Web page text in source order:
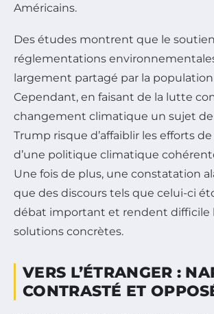
Américains.
Des études montrent que le
réglementations
largement partagé par la
Cependant, en faisant de la lutte
changement climatique un sujet de
Trump risque d’affaiblir les efforts
d’une politique climatique
Une fois de plus, une constatation
que des discours tels que celui-ci
débat important et rendent difficile
solutions concrètes.
VERS L’ÉTRANGER :
CONTRASTÉ ET